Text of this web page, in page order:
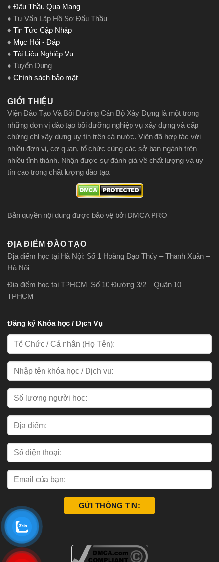
♦ Đấu Thầu Qua Mạng
♦ Tư Vấn Lập Hồ Sơ Đấu Thầu
♦ Tin Tức Cập Nhập
♦ Mục Hỏi - Đáp
♦ Tài Liệu Nghiệp Vụ
♦ Tuyển Dụng
♦ Chính sách bảo mật
GIỚI THIỆU
Viện Đào Tạo Và Bồi Dưỡng Cán Bộ Xây Dựng là một trong
những đơn vị đào tạo bồi dưỡng nghiệp vụ xây dựng và cấp
chứng chỉ xây dựng uy tín trên cả nước. Viện đã hợp tác với
nhiều đơn vị, cơ quan, tổ chức cùng các sở ban ngành trên
nhiều tỉnh thành. Nhận được sự đánh giá về chất lượng và uy
tín cao trong chất lượng đào tạo.
Bản quyền nội dung được bảo vệ bởi DMCA PRO
ĐỊA ĐIỂM ĐÀO TẠO
Địa điểm học tại Hà Nội: Số 1 Hoàng Đạo Thúy – Thanh Xuân –
Hà Nội
Địa điểm học tại TPHCM: Số 10 Đường 3/2 – Quận 10 –
TPHCM
Đăng ký Khóa học / Dịch Vụ